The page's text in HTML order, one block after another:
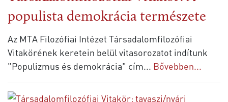
populista demokrácia természete
Az MTA Filozófiai Intézet Társadalomfilozófiai
Vitakörének keretein belül vitasorozatot indítunk
"Populizmus és demokrácia" cím... Bővebben...